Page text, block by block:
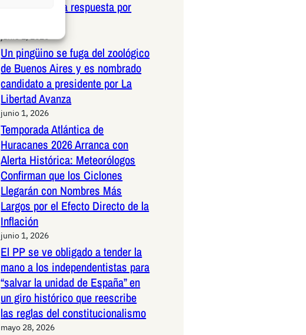
una exhaustiva respuesta por
junio 1, 2026
Un pingüino se fuga del zoológico
de Buenos Aires y es nombrado
candidato a presidente por La
Libertad Avanza
junio 1, 2026
Temporada Atlántica de
Huracanes 2026 Arranca con
Alerta Histórica: Meteorólogos
Confirman que los Ciclones
Llegarán con Nombres Más
Largos por el Efecto Directo de la
Inflación
junio 1, 2026
El PP se ve obligado a tender la
mano a los independentistas para
“salvar la unidad de España” en
un giro histórico que reescribe
las reglas del constitucionalismo
mayo 28, 2026